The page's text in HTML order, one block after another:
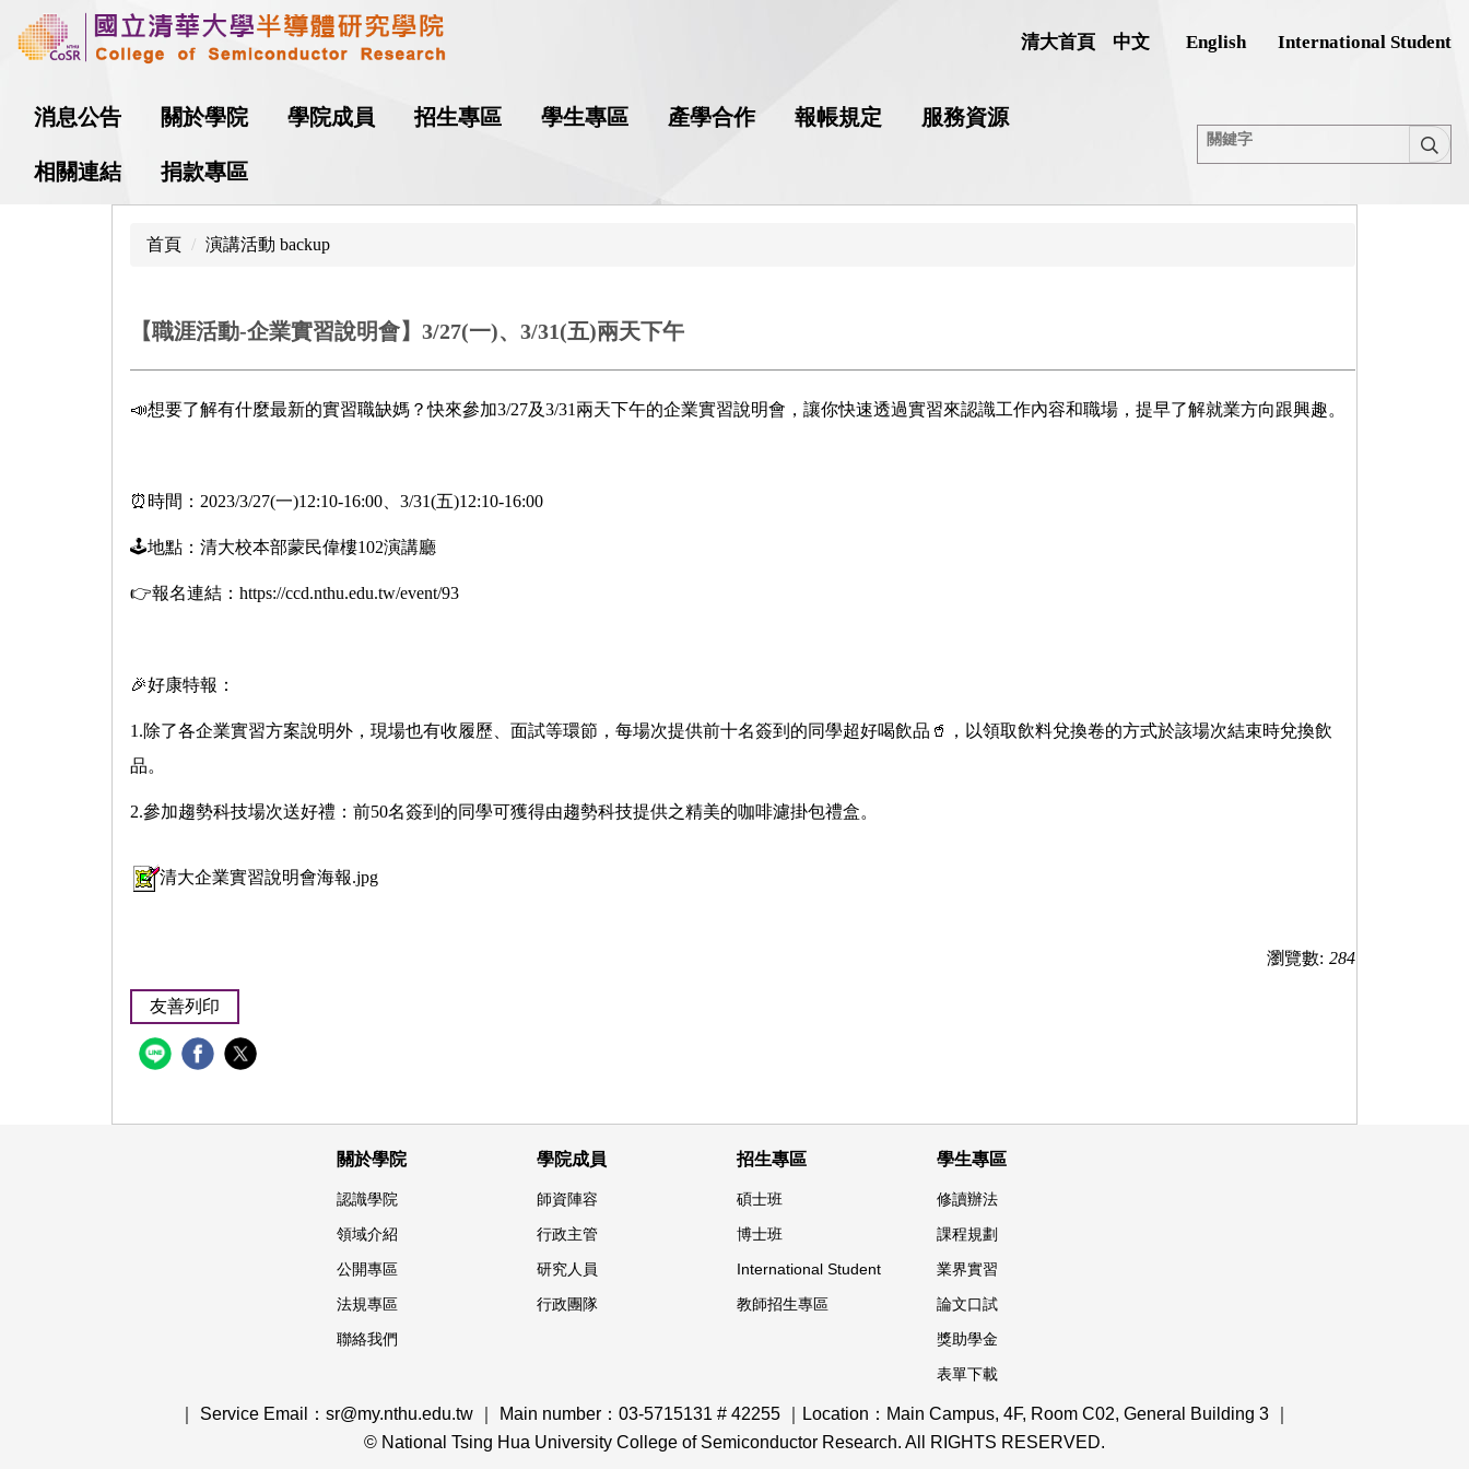
跳
到
清大首頁 中文 English International Student
消息公告 關於學院 學院成員 招生專區 學生專區 產學合作 報帳規定 服務資源
相關連結 捐款專區
首頁 演講活動 backup
【職涯活動-企業實習說明會】3/27(一)、3/31(五)兩天下午
📣想要了解有什麼最新的實習職缺媽？快來參加3/27及3/31兩天下午的企業實習說明會，讓你快速透過實習來認識工作內容和職場，提早了解就業方向跟興趣。
⏰時間：2023/3/27(一)12:10-16:00、3/31(五)12:10-16:00
🕹地點：清大校本部蒙民偉樓102演講廳
👉報名連結： https://ccd.nthu.edu.tw/event/93
🎉好康特報：
1.除了各企業實習方案說明外，現場也有收履歷、面試等環節，每場次提供前十名簽到的同學超好喝飲品🥤，以領取飲料兌換卷的方式於該場次結束時兌換飲
品。
2.參加趨勢科技場次送好禮：前50名簽到的同學可獲得由趨勢科技提供之精美的咖啡濾掛包禮盒。
清大企業實習說明會海報.jpg
瀏覽數: 284
友善列印
關於學院
認識學院
領域介紹
公開專區
法規專區
聯絡我們
學院成員
師資陣容
行政主管
研究人員
行政團隊
招生專區
碩士班
博士班
International Student
教師招生專區
學生專區
修讀辦法
課程規劃
業界實習
論文口試
獎助學金
表單下載
｜ Service Email：sr@my.nthu.edu.tw ｜ Main number：03-5715131 # 42255 ｜Location：Main Campus, 4F, Room C02, General Building 3 ｜
© National Tsing Hua University College of Semiconductor Research. All RIGHTS RESERVED.